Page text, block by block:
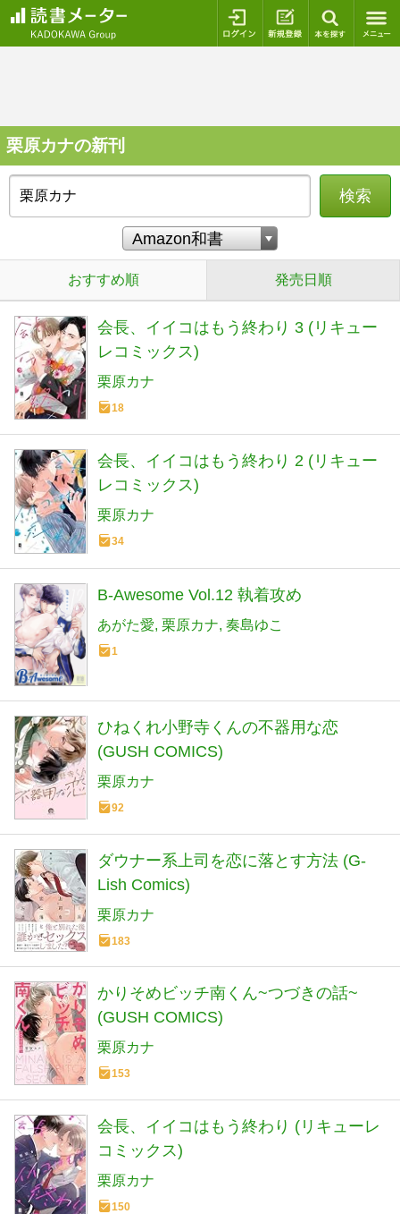
ログイン 新規登録
栗原カナの新刊
検索
おすすめ順 発売日順
会長、イイコはもう終わり 3 (リキュー
レコミックス)
栗原カナ
18
会長、イイコはもう終わり 2 (リキュー
レコミックス)
栗原カナ
34
B-Awesome Vol.12 執着攻め
あがた愛 栗原カナ 奏島ゆこ
1
ひねくれ小野寺くんの不器用な恋
(GUSH COMICS)
栗原カナ
92
ダウナー系上司を恋に落とす方法 (G-
Lish Comics)
栗原カナ
183
かりそめビッチ南くん~つづきの話~
(GUSH COMICS)
栗原カナ
153
会長、イイコはもう終わり (リキューレ
コミックス)
栗原カナ
150